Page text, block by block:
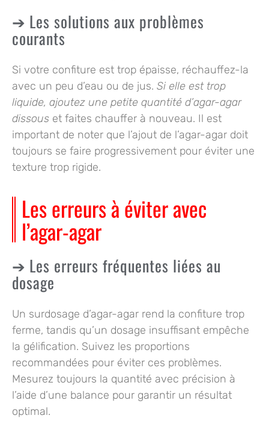
Les solutions aux problèmes
courants
Si votre confiture est trop épaisse, réchauffez-la
avec un peu d’eau ou de jus. Si elle est trop
liquide, ajoutez une petite quantité d’agar-agar
dissous et faites chauffer à nouveau. Il est
important de noter que l’ajout de l’agar-agar doit
toujours se faire progressivement pour éviter une
texture trop rigide.
Les erreurs à éviter avec
l’agar-agar
Les erreurs fréquentes liées au
dosage
Un surdosage d’agar-agar rend la confiture trop
ferme, tandis qu’un dosage insuffisant empêche
la gélification. Suivez les proportions
recommandées pour éviter ces problèmes.
Mesurez toujours la quantité avec précision à
l’aide d’une balance pour garantir un résultat
optimal.